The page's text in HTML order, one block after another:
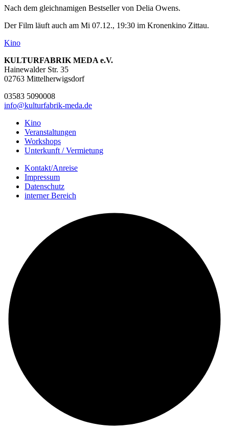
Nach dem gleichnamigen Bestseller von Delia Owens.
Der Film läuft auch am Mi 07.12., 19:30 im Kronenkino Zittau.
Kino
KULTURFABRIK MEDA e.V.
Hainewalder Str. 35
02763 Mittelherwigsdorf
03583 5090008
info@kulturfabrik-meda.de
Kino
Veranstalt­ungen
Workshops
Unterkunft / Vermietung
Kontakt/Anreise
Impressum
Datenschutz
interner Bereich